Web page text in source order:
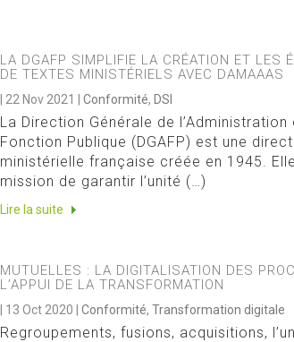
LA DGAFP SIMPLIFIE LA CRÉATION ET LES
DE TEXTES MINISTÉRIELS AVEC DAMAAAS
22 Nov 2021 |Conformité, DSI
La Direction Générale de l’Administration
Fonction Publique (DGAFP) est une
ministérielle française créée en 1945.
mission de garantir l’unité (…)
Lire la suite
MUTUELLES : LA DIGITALISATION DES
L’APPUI DE LA TRANSFORMATION
13 Oct 2020 |Conformité,Transformation digitale
Regroupements, fusions, acquisitions,